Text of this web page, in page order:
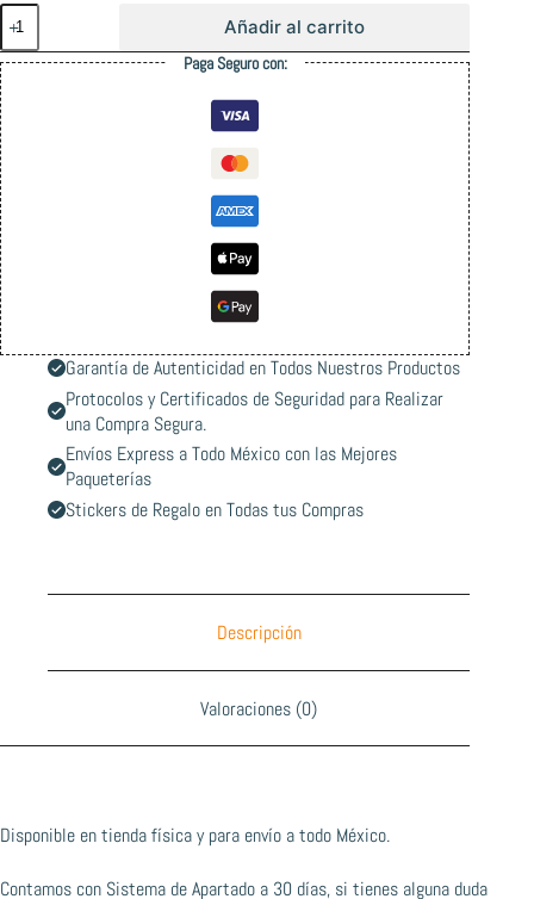
Santa
Cruz
Natas
Screaming
Panther
Sticker
16cms
cantidad
Añadir al carrito
Paga Seguro con:
Garantía de Autenticidad en Todos Nuestros Productos
Protocolos y Certificados de Seguridad para Realizar
una Compra Segura.
Envíos Express a Todo México con las Mejores
Paqueterías
Stickers de Regalo en Todas tus Compras
Descripción
Valoraciones (0)
Disponible en tienda física y para envío a todo México.
Contamos con Sistema de Apartado a 30 días, si tienes alguna duda